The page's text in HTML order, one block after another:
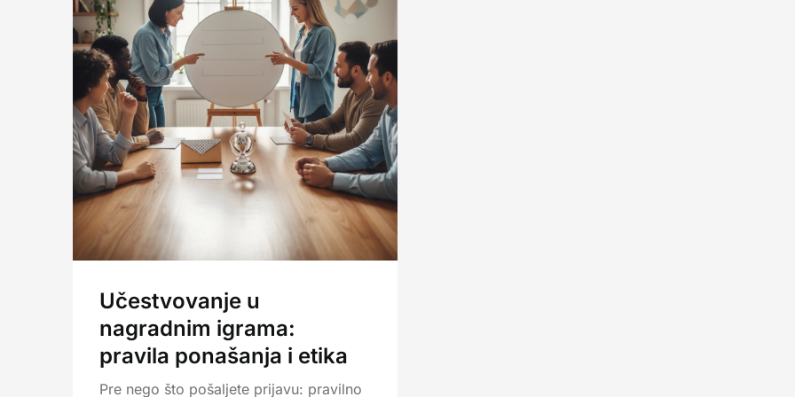
Učestvovanje u
nagradnim igrama:
pravila ponašanja i etika
Pre nego što pošaljete prijavu: pravilno